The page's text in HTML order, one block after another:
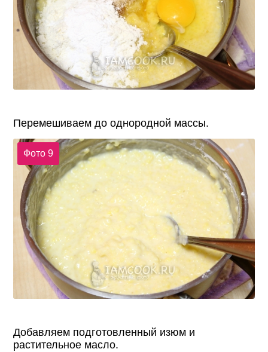
Перемешиваем до однородной массы.
Фото 9
Добавляем подготовленный изюм и
растительное масло.